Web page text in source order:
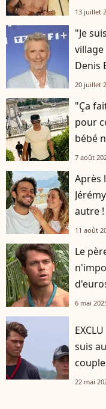
13 juillet
"Je
Denis
20 juillet
"Ça
pour
bébé
7 août
Après
autre
11 août
Le
6 mai
suis
couple
22 mai